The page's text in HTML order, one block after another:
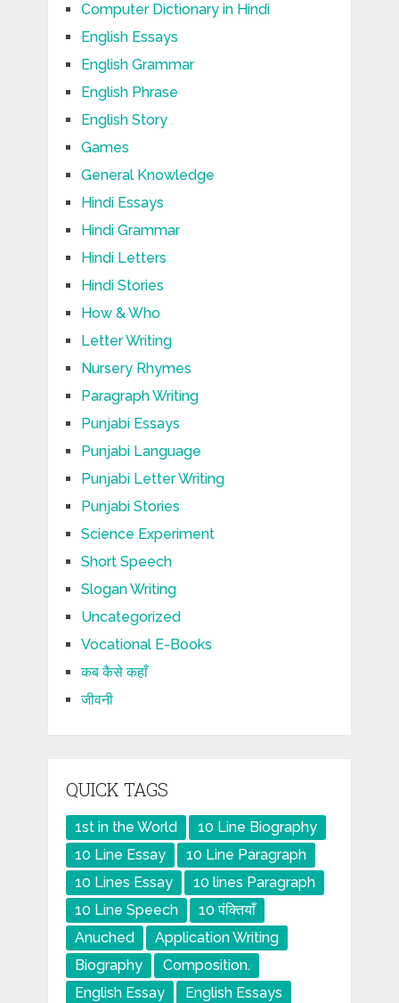
Computer Dictionary in Hindi
English Essays
English Grammar
English Phrase
English Story
Games
General Knowledge
Hindi Essays
Hindi Grammar
Hindi Letters
Hindi Stories
How & Who
Letter Writing
Nursery Rhymes
Paragraph Writing
Punjabi Essays
Punjabi Language
Punjabi Letter Writing
Punjabi Stories
Science Experiment
Short Speech
Slogan Writing
Uncategorized
Vocational E-Books
कब कैसे कहाँ
जीवनी
QUICK TAGS
1st in the World
10 Line Biography
10 Line Essay
10 Line Paragraph
10 Lines Essay
10 lines Paragraph
10 Line Speech
10 पंक्तियाँ
Anuched
Application Writing
Biography
Composition.
English Essay
English Essays